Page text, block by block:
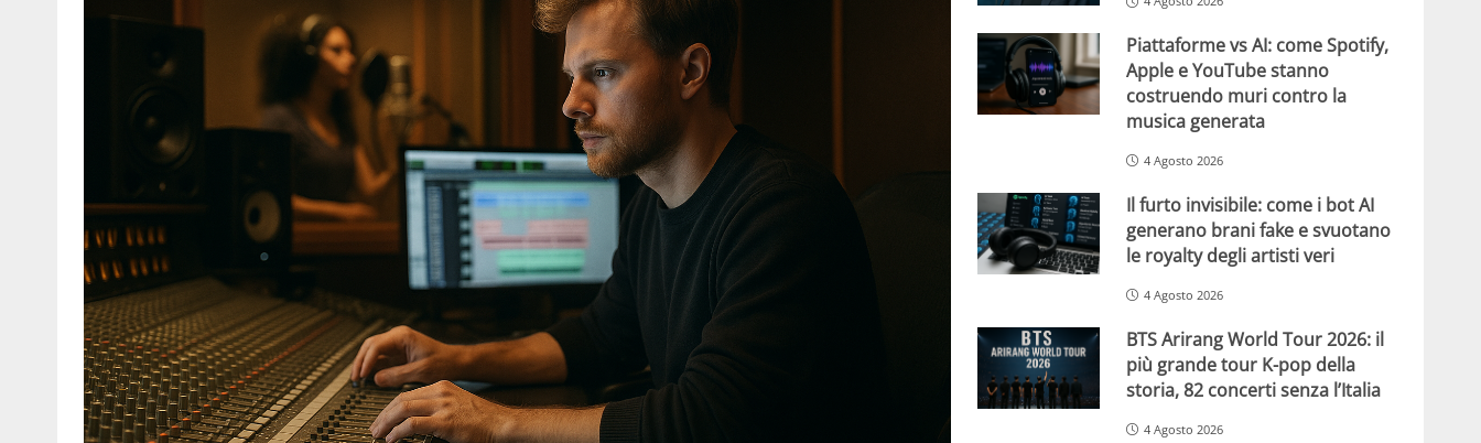
Piattaforme vs AI: come Spotify,
Apple e YouTube stanno
costruendo muri contro la
musica generata
4 Agosto 2026
Il furto invisibile: come i bot AI
generano brani fake e svuotano
le royalty degli artisti veri
4 Agosto 2026
BTS Arirang World Tour 2026: il
più grande tour K-pop della
storia, 82 concerti senza l’Italia
4 Agosto 2026